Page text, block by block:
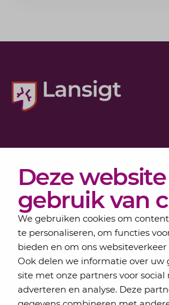
Deze
gebruik van
We gebruiken cookies om
te personaliseren, om functies
bieden en om ons websiteverkeer
Ook delen we informatie over uw
site met onze partners voor social
adverteren en analyse. Deze
Actueel
Over Lansigt
Contact
Schrijf je in voor onze
Elke maand bundelen de
de eSigt het nieuws.